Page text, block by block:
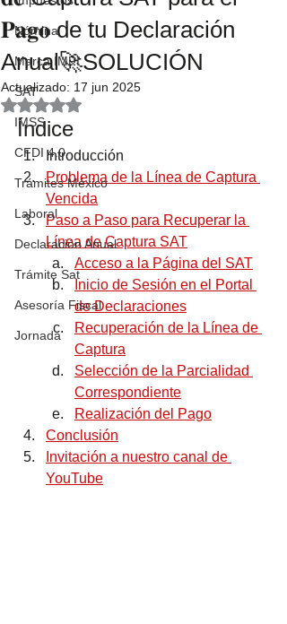
Nómina
Marca IMPI
SAT
IMSS
CFDI 4.0
Trámites México
Laboral
Declaración Anual
Trámite Sat
Asesoría Fiscal
Jornada
𝐏𝐚𝐠𝐨 de tu Declaración
Anual🚀SOLUCIÓN
Actualizado: 17 jun 2025
Obtuvo NaN de 5 estrellas.
Índice
Introducción
Problema de la Línea de Captura
Vencida
Paso a Paso para Recuperar la
Línea de Captura SAT
Acceso a la Página del SAT
Inicio de Sesión en el Portal
de Declaraciones
Recuperación de la Línea de
Captura
Selección de la Parcialidad
Correspondiente
Realización del Pago
Conclusión
Invitación a nuestro canal de
YouTube